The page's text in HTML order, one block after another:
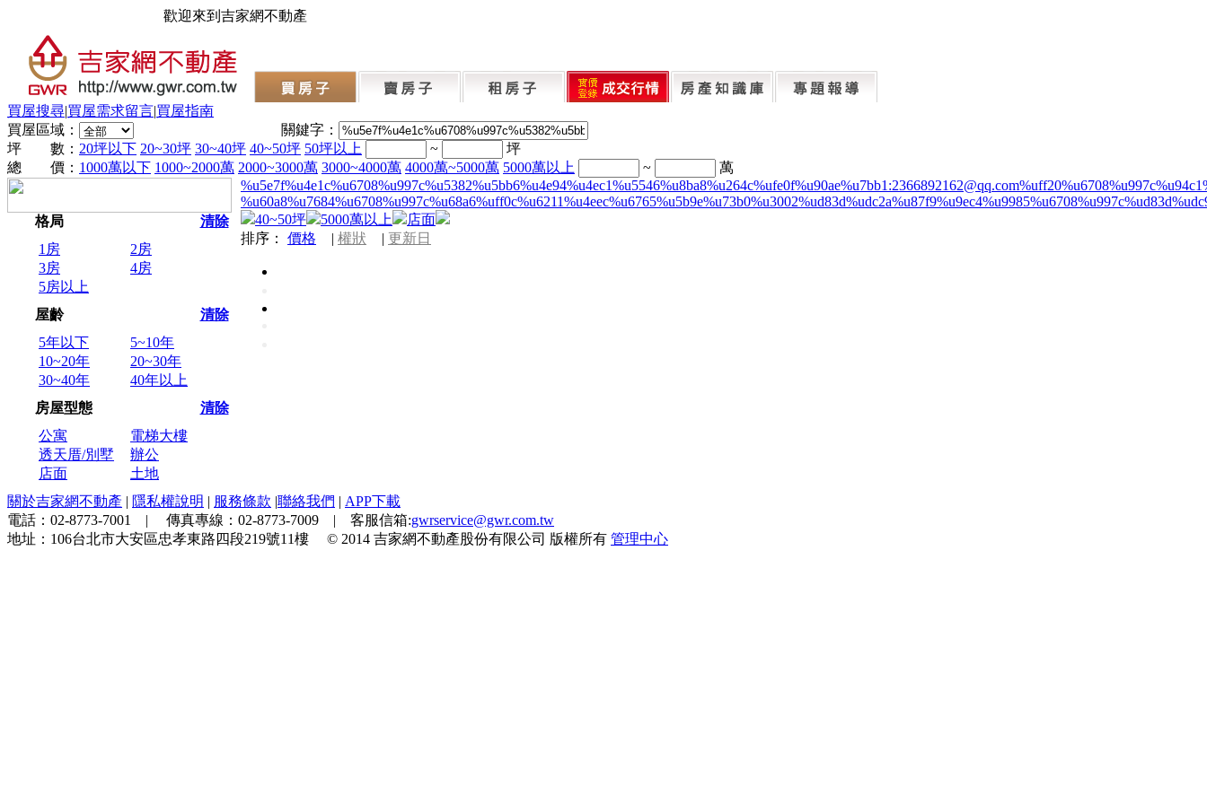
歡迎來到吉家網不動產
買屋搜尋|買屋需求留言|買屋指南
買屋區域：
關鍵字：
坪 數： 20坪以下 20~30坪 30~40坪 40~50坪 50坪以上 ~
坪
總 價： 1000萬以下 1000~2000萬 2000~3000萬 3000~4000萬 4000萬~5000萬 5000萬以上 ~ 萬
格局
清除
1房
2房
3房
4房
5房以上
屋齡
清除
5年以下
5~10年
10~20年
20~30年
30~40年
40年以上
房屋型態
清除
公寓
電梯大樓
透天厝/別墅
辦公
店面
土地
40~50坪
5000萬以上
店面
排序： 價格 | 權狀 | 更新日
關於吉家網不動產 | 隱私權說明 | 服務條款 |聯絡我們 | APP下載
電話： 02-8773-7001 | 傳真專線： 02-8773-7009 | 客服信箱:gwrservice@gwr.com.tw
地址： 106台北市大安區忠孝東路四段219號11樓 © 2014 吉家網不動產股份有限公司 版權所有 管理中心